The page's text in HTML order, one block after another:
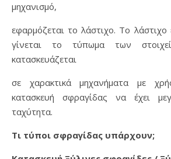
μηχανισμό,
εφαρμόζεται το λάστιχο. Το λάστιχο
γίνεται το τύπωμα των
κατασκευάζεται
σε χαρακτικά μηχανήματα με
κατασκευή σφραγίδας να έχει
ταχύτητα.
Τι τύποι σφραγίδας υπάρχουν;